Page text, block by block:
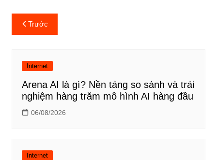
Điều
hướng
viết
Trước
Internet
Arena AI là gì? Nền tảng so sánh và trải
nghiệm hàng trăm mô hình AI hàng đầu
06/08/2026
Internet